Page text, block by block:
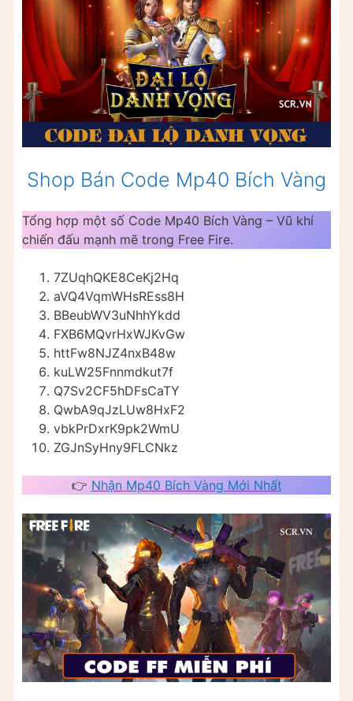
Shop Bán Code Mp40 Bích Vàng
Tổng hợp một số Code Mp40 Bích Vàng – Vũ khí
chiến đấu mạnh mẽ trong Free Fire.
7ZUqhQKE8CeKj2Hq
aVQ4VqmWHsREss8H
BBeubWV3uNhhYkdd
FXB6MQvrHxWJKvGw
httFw8NJZ4nxB48w
kuLW25Fnnmdkut7f
Q7Sv2CF5hDFsCaTY
QwbA9qJzLUw8HxF2
vbkPrDxrK9pk2WmU
ZGJnSyHny9FLCNkz
👉 Nhận Mp40 Bích Vàng Mới Nhất